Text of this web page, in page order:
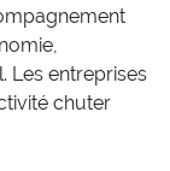
Les entreprises
chuter